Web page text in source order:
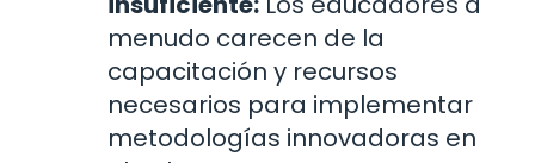
menudo carecen de la
capacitación y recursos
necesarios para implementar
metodologías innovadoras en